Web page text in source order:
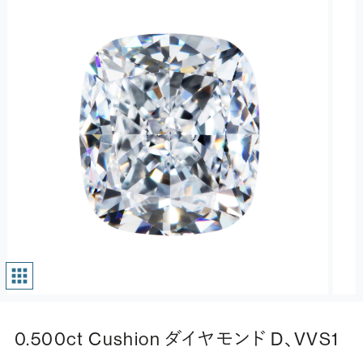
0.500ct Cushion ダイヤモンド D、VVS1